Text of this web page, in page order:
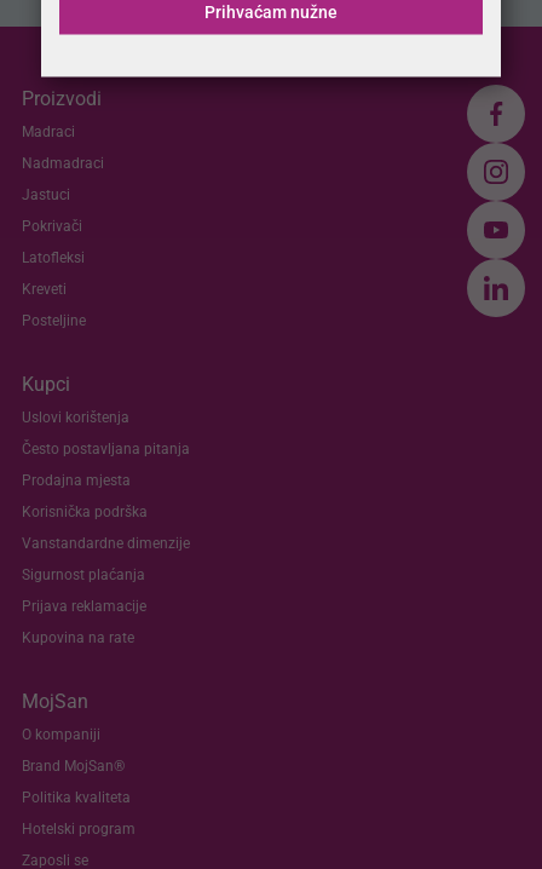
Proizvodi
Madraci
Nadmadraci
Jastuci
Pokrivači
Latofleksi
Kreveti
Posteljine
Kupci
Uslovi korištenja
Često postavljana pitanja
Prodajna mjesta
Korisnička podrška
Vanstandardne dimenzije
Sigurnost plaćanja
Prijava reklamacije
Kupovina na rate
MojSan
O kompaniji
Brand MojSan®
Politika kvaliteta
Hotelski program
Zaposli se
Prihvaćam nužne